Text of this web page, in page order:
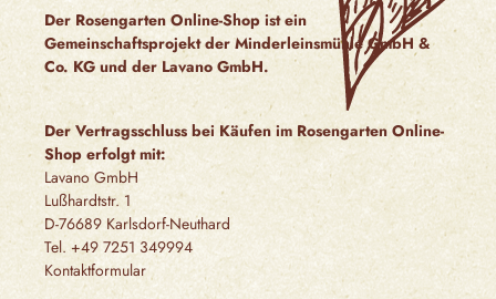
Der Rosengarten Online-Shop ist ein
Gemeinschaftsprojekt der Minderleinsmühle GmbH &
Co. KG und der Lavano GmbH.
Der Vertragsschluss bei Käufen im Rosengarten Online-
Shop erfolgt mit:
Lavano GmbH
Lußhardtstr. 1
D-76689 Karlsdorf-Neuthard
Tel. +49 7251 349994
Kontaktformular